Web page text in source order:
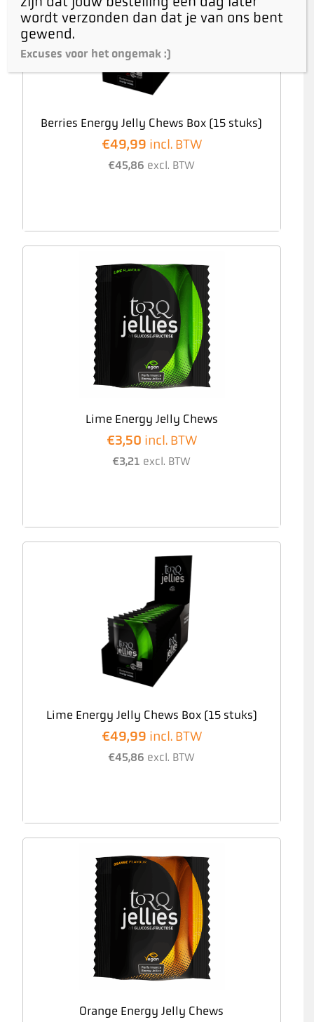
Berries Energy Jelly Chews Box (15 stuks)
€49,99 incl. BTW
€45,86 excl. BTW
Lime Energy Jelly Chews
€3,50 incl. BTW
€3,21 excl. BTW
Lime Energy Jelly Chews Box (15 stuks)
€49,99 incl. BTW
€45,86 excl. BTW
Orange Energy Jelly Chews
wordt verzonden dan dat je van ons bent
gewend.
Excuses voor het ongemak :)